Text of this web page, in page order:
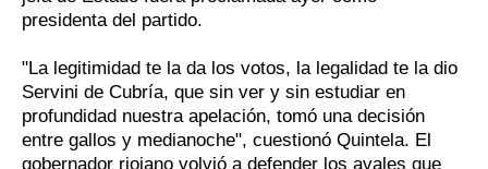
presidenta del partido.
"La legitimidad te la da los votos, la legalidad te la dio
Servini de Cubría, que sin ver y sin estudiar en
profundidad nuestra apelación, tomó una decisión
entre gallos y medianoche", cuestionó Quintela. El
gobernador riojano volvió a defender los avales que